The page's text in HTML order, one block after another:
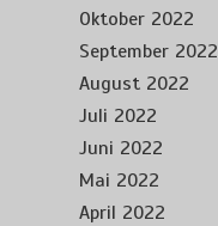
Oktober 2022
September 2022
August 2022
Juli 2022
Juni 2022
Mai 2022
April 2022